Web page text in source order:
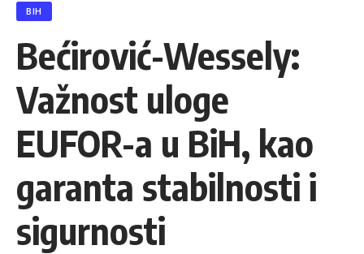
BIH
Bećirović-Wessely:
Važnost uloge
EUFOR-a u BiH, kao
garanta stabilnosti i
sigurnosti